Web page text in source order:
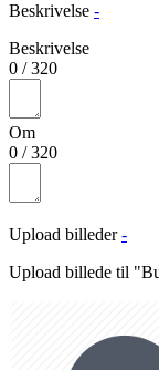
Beskrivelse -
Beskrivelse
0 /320
Om
0 /320
Upload billeder -
Upload billede til